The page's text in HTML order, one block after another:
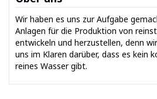
Wir haben es uns zur Aufgabe
Anlagen für die Produktion von
entwickeln und herzustellen, denn
uns im Klaren darüber, dass es kein
reines Wasser gibt.